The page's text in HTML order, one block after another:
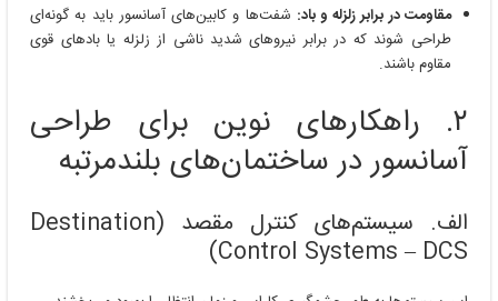
مقاومت در برابر زلزله و باد: شفت‌ها و کابین‌های آسانسور باید به گونه‌ای
طراحی شوند که در برابر نیروهای شدید ناشی از زلزله یا بادهای قوی
مقاوم باشند.
۲. راهکارهای نوین برای طراحی
آسانسور در ساختمان‌های بلندمرتبه
الف. سیستم‌های کنترل مقصد (Destination
Control Systems – DCS)